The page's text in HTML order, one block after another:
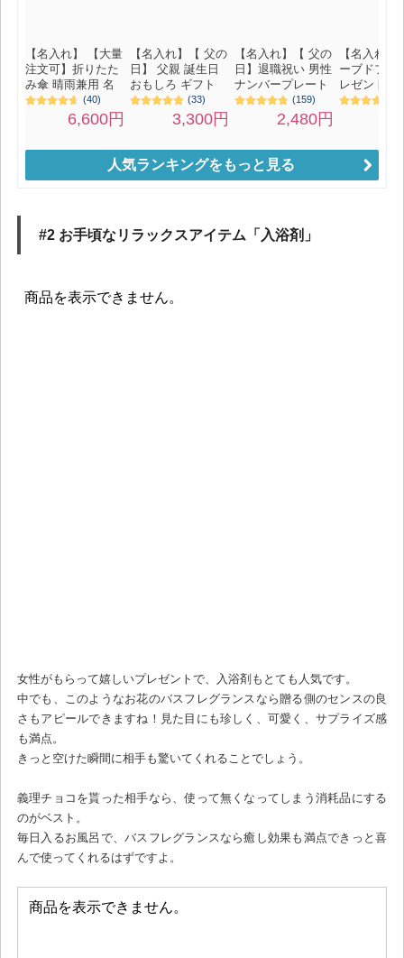
人気ランキングをもっと見る
#2 お手頃なリラックスアイテム「入浴剤」
女性がもらって嬉しいプレゼントで、入浴剤もとても人気です。
中でも、このようなお花のバスフレグランスなら贈る側のセンスの良
さもアピールできますね！見た目にも珍しく、可愛く、サプライズ感
も満点。
きっと空けた瞬間に相手も驚いてくれることでしょう。
義理チョコを貰った相手なら、使って無くなってしまう消耗品にする
のがベスト。
毎日入るお風呂で、バスフレグランスなら癒し効果も満点できっと喜
んで使ってくれるはずですよ。